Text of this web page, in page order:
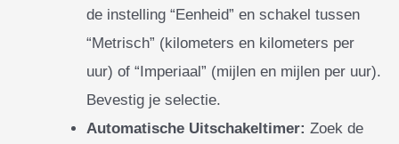
de instelling “Eenheid” en schakel tussen
“Metrisch” (kilometers en kilometers per
uur) of “Imperiaal” (mijlen en mijlen per uur).
Bevestig je selectie.
Automatische Uitschakeltimer: Zoek de